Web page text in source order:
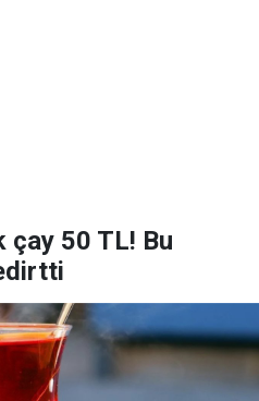
çay 50 TL! Bu